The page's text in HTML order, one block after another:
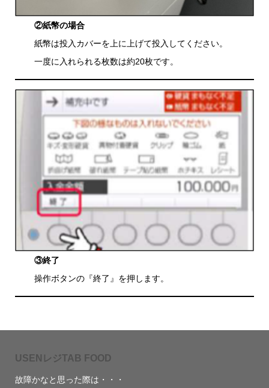
②紙幣の場合
紙幣は投入カバーを上に上げて投入してください。
一度に入れられる枚数は約20枚です。
③終了
操作ボタンの『終了』を押します。
USENレジTAB FOOD
故障かなと思った際は・・・